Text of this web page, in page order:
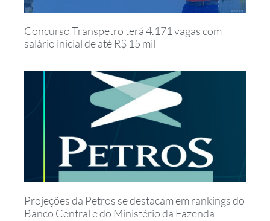
Concurso Transpetro terá 4.171 vagas com
salário inicial de até R$ 15 mil
Projeções da Petros se destacam em rankings do
Banco Central e do Ministério da Fazenda